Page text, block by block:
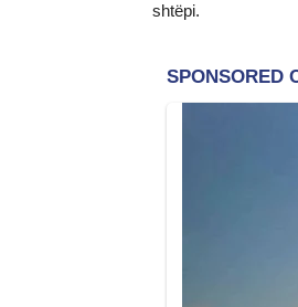
shtëpi.